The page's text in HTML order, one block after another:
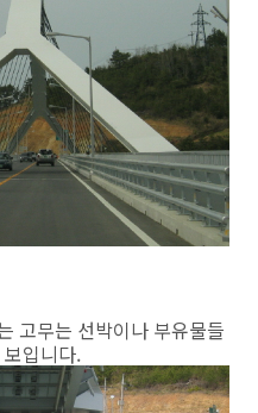
고무는 선박이나 부유물들
입니다.